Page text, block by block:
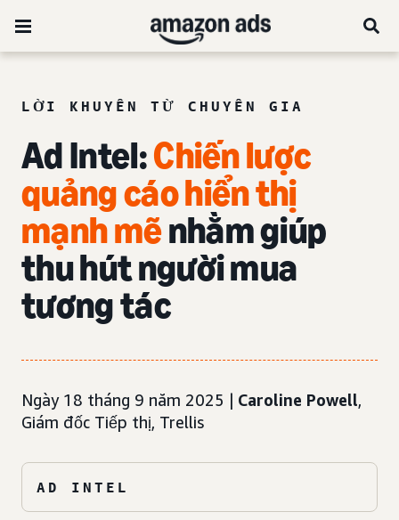
LỜI KHUYÊN TỪ CHUYÊN GIA
Ad Intel:Chiến lược
quảng cáo hiển thị
mạnh mẽnhằm giúp
thu hút người mua
tương tác
Ngày 18 tháng 9 năm 2025 | Caroline Powell,
Giám đốc Tiếp thị, Trellis
AD INTEL